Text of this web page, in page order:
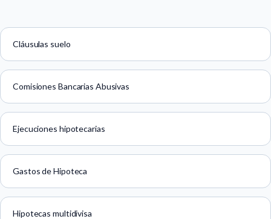
Cláusulas suelo
Comisiones Bancarias Abusivas
Ejecuciones hipotecarias
Gastos de Hipoteca
Hipotecas multidivisa